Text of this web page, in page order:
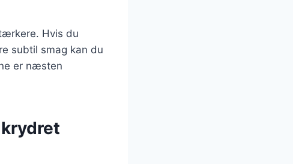
Hvis du
subtil smag kan du
er næsten